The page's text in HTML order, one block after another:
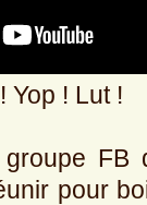
Yop ! Lut !
FB
pour